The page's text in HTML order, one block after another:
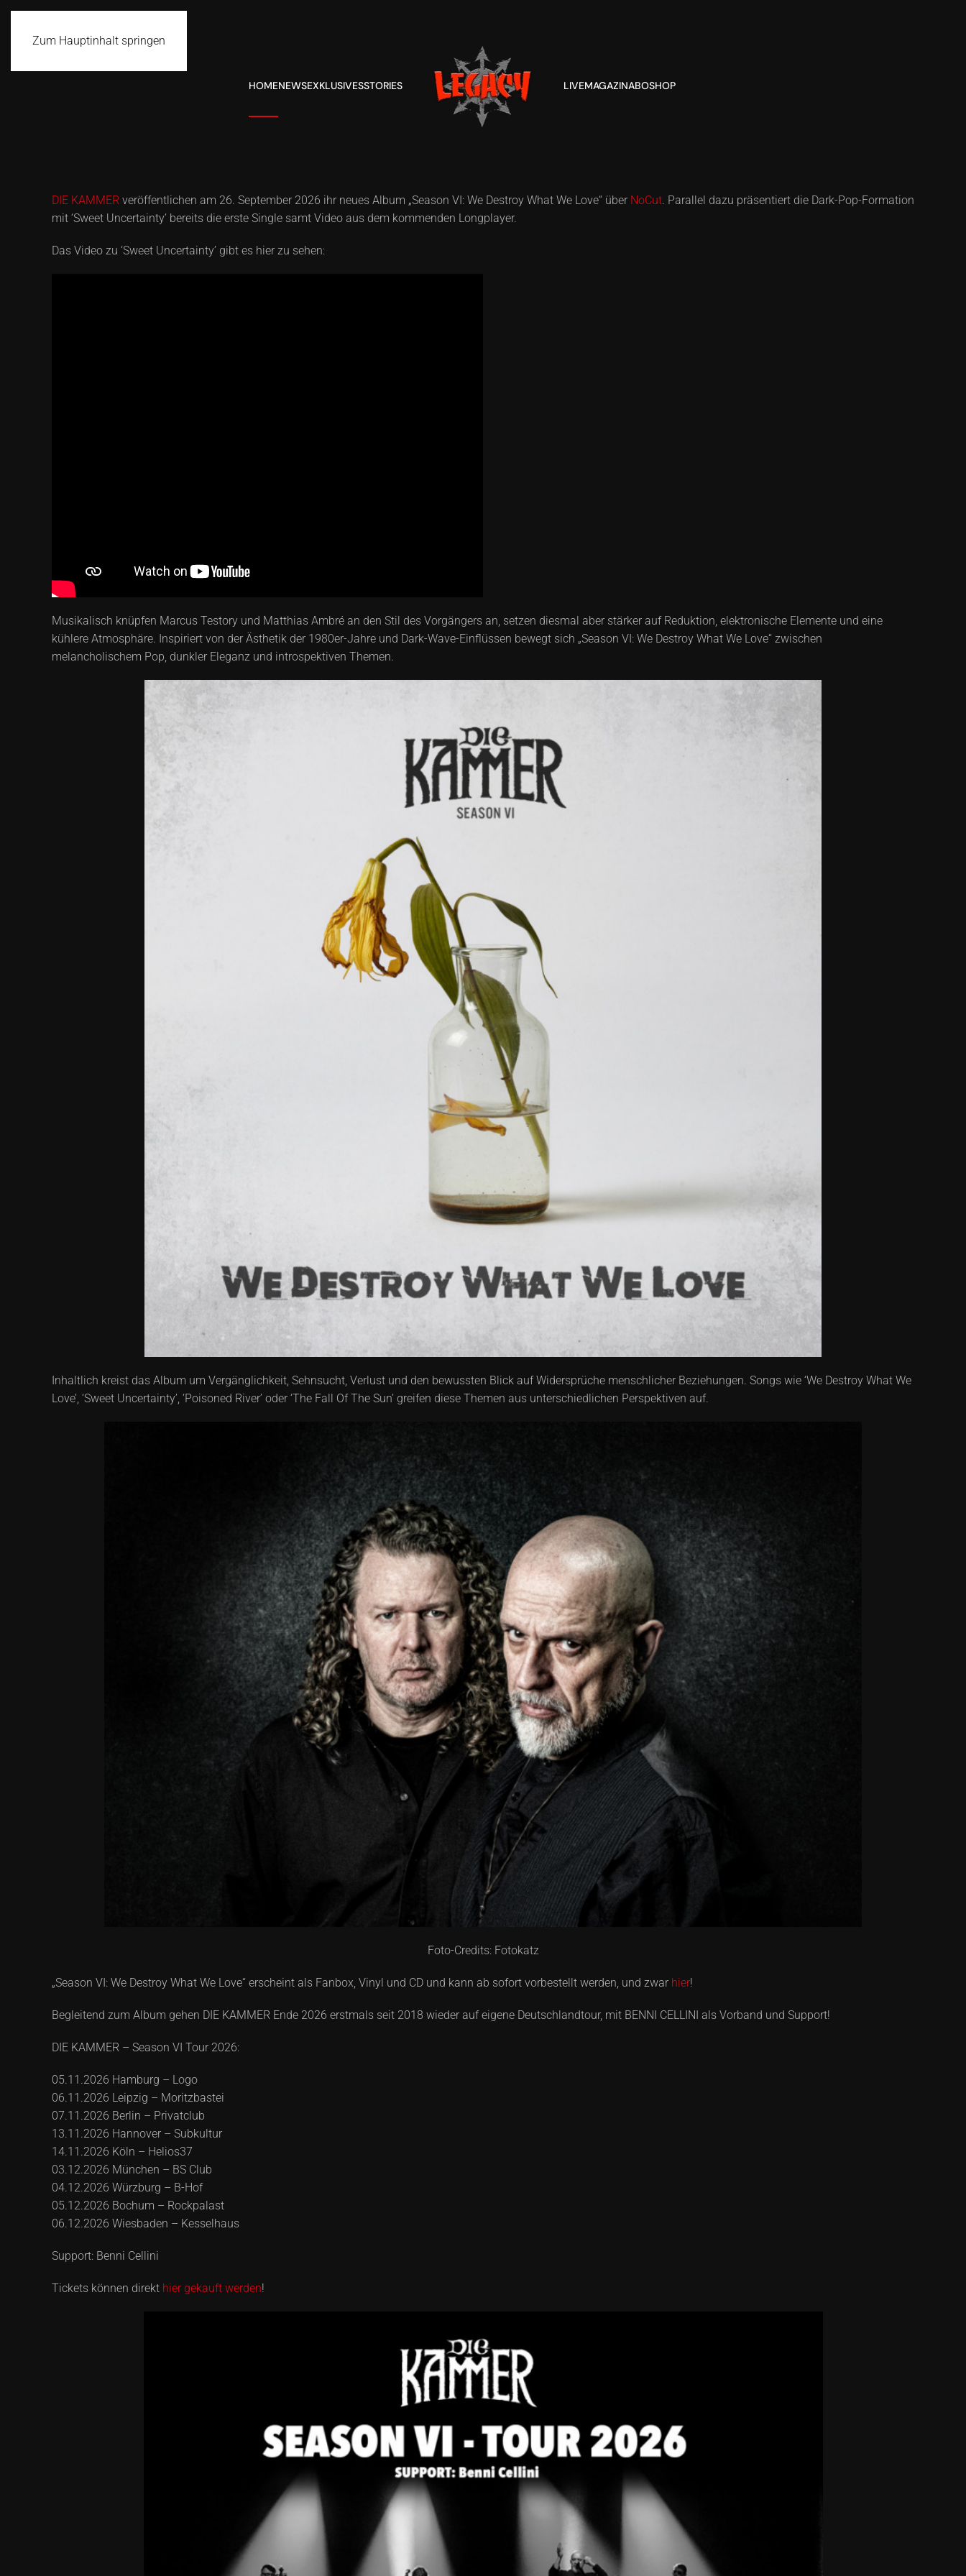
Zum Hauptinhalt springen
HOMENEWSEXKLUSIVESSTORIES LIVEMAGAZINABOSHOP
DIE KAMMER veröffentlichen am 26. September 2026 ihr neues Album „Season VI: We Destroy What We Love“ über NoCut. Parallel dazu präsentiert die Dark-Pop-Formation
mit ‘Sweet Uncertainty’ bereits die erste Single samt Video aus dem kommenden Longplayer.
Das Video zu ‘Sweet Uncertainty’ gibt es hier zu sehen:
Musikalisch knüpfen Marcus Testory und Matthias Ambré an den Stil des Vorgängers an, setzen diesmal aber stärker auf Reduktion, elektronische Elemente und eine
kühlere Atmosphäre. Inspiriert von der Ästhetik der 1980er-Jahre und Dark-Wave-Einflüssen bewegt sich „Season VI: We Destroy What We Love“ zwischen
melancholischem Pop, dunkler Eleganz und introspektiven Themen.
Inhaltlich kreist das Album um Vergänglichkeit, Sehnsucht, Verlust und den bewussten Blick auf Widersprüche menschlicher Beziehungen. Songs wie ‘We Destroy What We
Love’, ‘Sweet Uncertainty’, ‘Poisoned River’ oder ‘The Fall Of The Sun’ greifen diese Themen aus unterschiedlichen Perspektiven auf.
Foto-Credits: Fotokatz
„Season VI: We Destroy What We Love“ erscheint als Fanbox, Vinyl und CD und kann ab sofort vorbestellt werden, und zwar hier!
Begleitend zum Album gehen DIE KAMMER Ende 2026 erstmals seit 2018 wieder auf eigene Deutschlandtour, mit BENNI CELLINI als Vorband und Support!
DIE KAMMER – Season VI Tour 2026:
05.11.2026 Hamburg – Logo
06.11.2026 Leipzig – Moritzbastei
07.11.2026 Berlin – Privatclub
13.11.2026 Hannover – Subkultur
14.11.2026 Köln – Helios37
03.12.2026 München – BS Club
04.12.2026 Würzburg – B-Hof
05.12.2026 Bochum – Rockpalast
06.12.2026 Wiesbaden – Kesselhaus
Support: Benni Cellini
Tickets können direkt hier gekauft werden!